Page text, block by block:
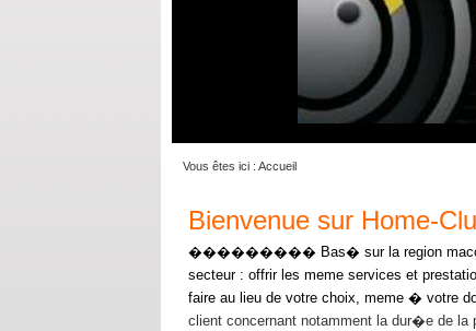
Vous êtes ici : Accueil
Bienvenue sur Home-
��������� Bas� sur la region
secteur : offrir les meme services et
faire au lieu de votre choix, meme � votre
client concernant notamment la dur�e de la